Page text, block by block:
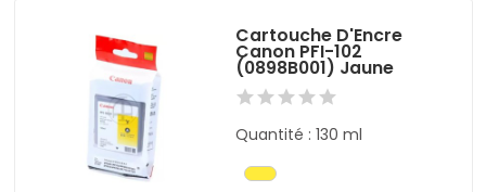
Cartouche D'Encre
Canon PFI-102
(0898B001) Jaune
Quantité : 130 ml